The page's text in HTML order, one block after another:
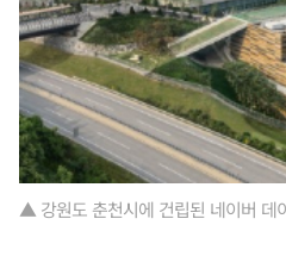
▲ 강원도 춘천시에 건립된 네이버 데